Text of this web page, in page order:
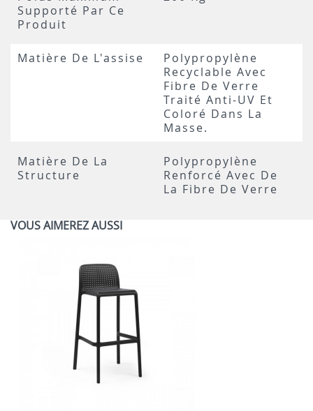
Supporté Par Ce
Produit
Matière De L'assise
Polypropylène
Recyclable Avec
Fibre De Verre
Traité Anti-UV Et
Coloré Dans La
Masse.
Matière De La
Structure
Polypropylène
Renforcé Avec De
La Fibre De Verre
VOUS AIMEREZ AUSSI